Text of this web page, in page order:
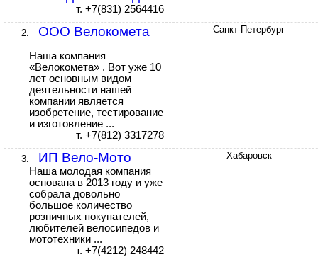
т. +7(831) 2564416
2. ООО Велокомета
Наша компания
«Велокомета» . Вот уже 10
лет основным видом
деятельности нашей
компании является
изобретение, тестирование
и изготовление ...
т. +7(812) 3317278
Санкт-Петербург
3. ИП Вело-Мото
Наша молодая компания
основана в 2013 году и уже
собрала довольно
большое количество
розничных покупателей,
любителей велосипедов и
мототехники ...
т. +7(4212) 248442
Хабаровск